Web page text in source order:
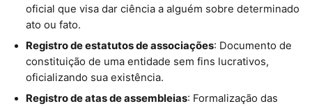
oficial que visa dar ciência a alguém sobre determinado
ato ou fato.
Registro de estatutos de associações: Documento de
constituição de uma entidade sem fins lucrativos,
oficializando sua existência.
Registro de atas de assembleias: Formalização das